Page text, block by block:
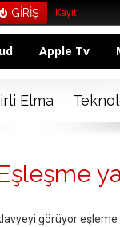
Kayıt
Apple Tv
Elma
görüyor eşleme